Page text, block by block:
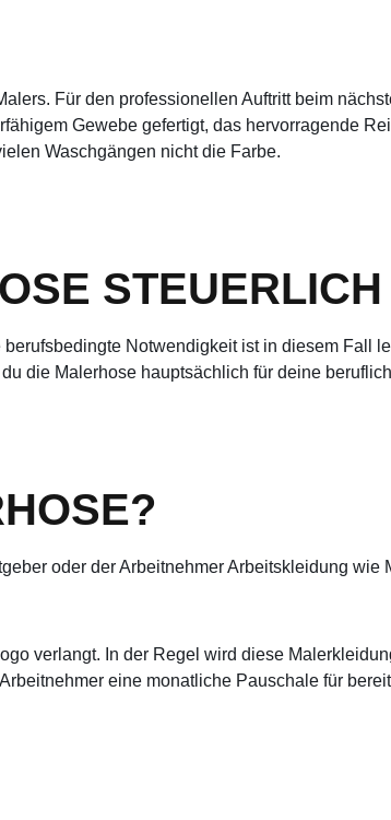
Für den professionellen Auftritt beim
Gewebe gefertigt, das hervorragende
Waschgängen nicht die Farbe.
Notwendigkeit ist in diesem Fall
die Malerhose hauptsächlich für deine
oder der Arbeitnehmer Arbeitskleidung
verlangt. In der Regel wird diese
eine monatliche Pauschale für